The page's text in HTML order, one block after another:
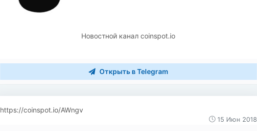
Новостной канал coinspot.io
Открыть в Telegram
https://coinspot.io/AWngv
15 Июн 2018